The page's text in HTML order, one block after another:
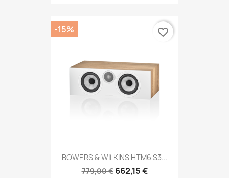
BOWERS & WILKINS HTM6 S3...
779,00 € 662,15 €
-15% favorite_border